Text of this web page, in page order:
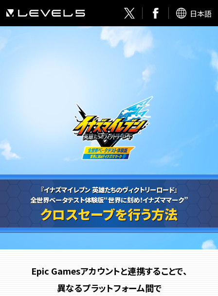
日本語
『イナズマイレブン 英雄たちのヴィクトリーロード』
全世界ベータテスト体験版“世界に刻め！イナズママーク”
クロスセーブを行う方法
Epic Gamesアカウントと連携することで、
異なるプラットフォーム間で